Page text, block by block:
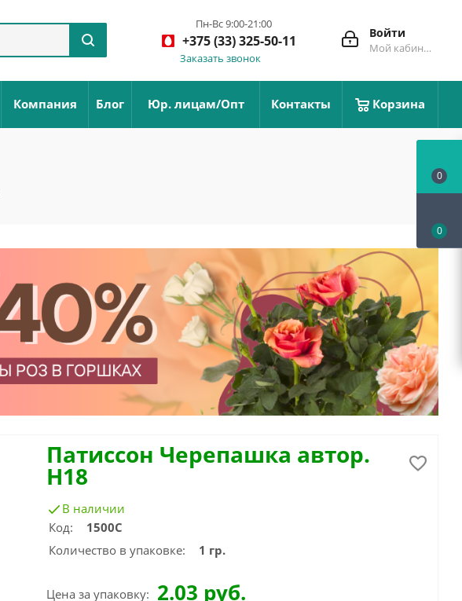
Войти
Мой кабинет
Пн-Вс 9:00-21:00
+375 (33) 325-50-11
Заказать звонок
Компания Блог Юр. лицам/Опт Контакты Корзина
Патиссон Черепашка автор.
Н18
В наличии
Код:
1500С
Количество в упаковке:
1 гр.
Цена за упаковку: 2.03 руб.
0
0